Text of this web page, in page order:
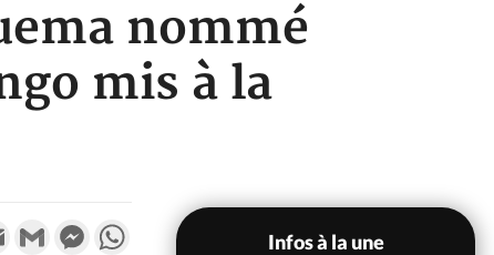
nommé
mis à la
Email Gmail MessengerWhatsApp
Infos à la une